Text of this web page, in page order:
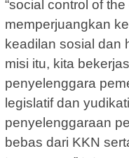
“social control of
memperjuangkan
keadilan sosial dan
misi itu, kita
penyelenggara
legislatif dan
penyelenggaraan
bebas dari KKN